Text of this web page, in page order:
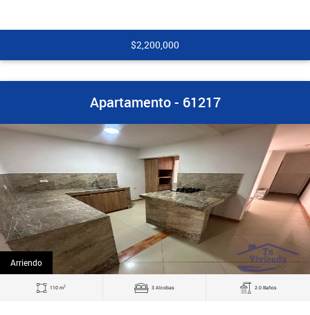
$2,200,000
Apartamento - 61217
Arriendo
110 m2 3 Alcobas 2.0 Baños